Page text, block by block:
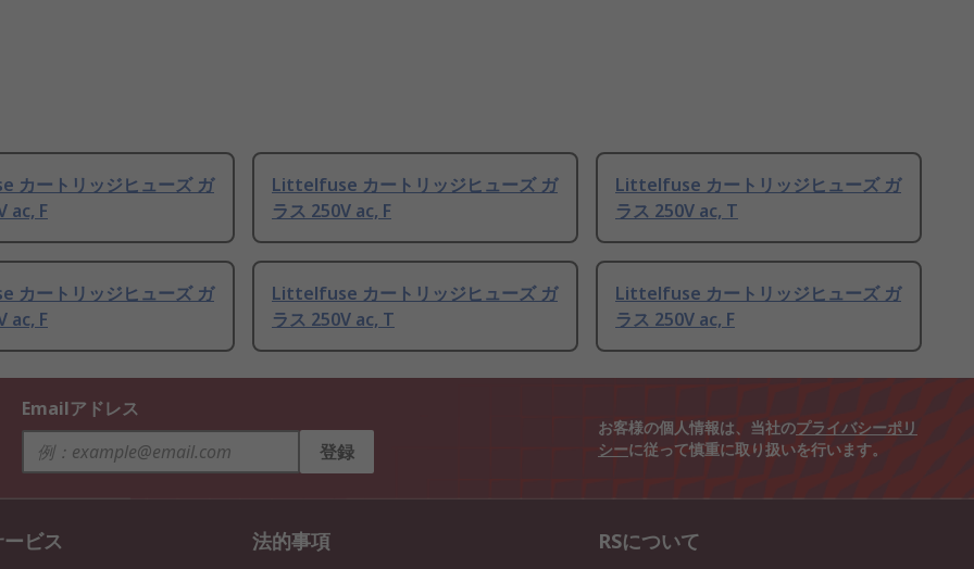
カートリッジヒューズ ガ
ac, F
Littelfuse カートリッジヒューズ ガ
ラス 250V ac, F
Littelfuse カートリッジヒューズ ガ
ラス 250V ac, T
カートリッジヒューズ ガ
ac, F
Littelfuse カートリッジヒューズ ガ
ラス 250V ac, T
Littelfuse カートリッジヒューズ ガ
ラス 250V ac, F
Emailアドレス
登録
お客様の個人情報は、当社のプライバシーポリ
シーに従って慎重に取り扱いを行います。
ビス 法的事項 RSについて